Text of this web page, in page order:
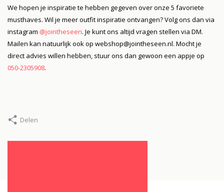
We hopen je inspiratie te hebben gegeven over onze 5 favoriete
musthaves. Wil je meer outfit inspiratie ontvangen? Volg ons dan via
instagram @jointheseen. Je kunt ons altijd vragen stellen via DM.
Mailen kan natuurlijk ook op webshop@jointheseen.nl. Mocht je
direct advies willen hebben, stuur ons dan gewoon een appje op
050-2305908.
Delen